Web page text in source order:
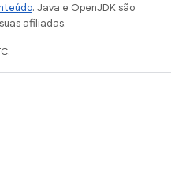
. Java e OpenJDK são
afiliadas.